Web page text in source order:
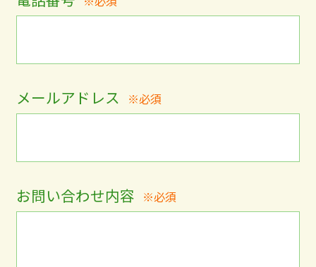
メールアドレス ※必須
お問い合わせ内容 ※必須